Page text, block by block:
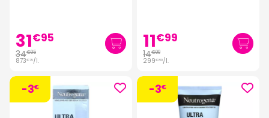
31€95
34€95
873€75/l.
11€99
14€99
299€80/l.
-3€ -3€